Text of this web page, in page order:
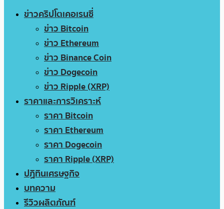
ข่าวคริปโตเคอเรนซี่
ข่าว Bitcoin
ข่าว Ethereum
ข่าว Binance Coin
ข่าว Dogecoin
ข่าว Ripple (XRP)
ราคาและการวิเคราะห์
ราคา Bitcoin
ราคา Ethereum
ราคา Dogecoin
ราคา Ripple (XRP)
ปฏิทินเศรษฐกิจ
บทความ
รีวิวผลิตภัณฑ์